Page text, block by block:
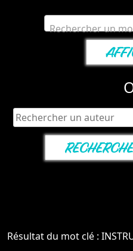
Rechercher un
Résultat du mot clé :